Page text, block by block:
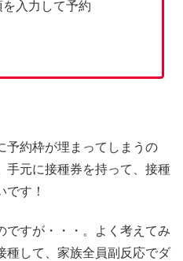
入力して予約
予約枠が埋まってしまうの
手元に接種券を持って、接種
す！
ですが・・・。よく考えてみ
種して、家族全員副反応でダ